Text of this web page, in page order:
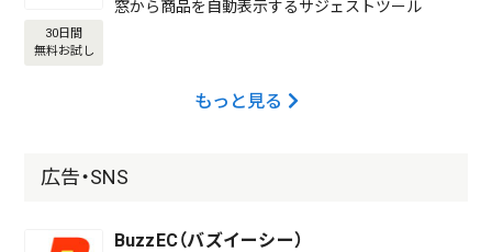
30日間
無料お試し
窓から商品を自動表示するサジェストツール
もっと見る
広告・SNS
BuzzEC（バズイーシー）